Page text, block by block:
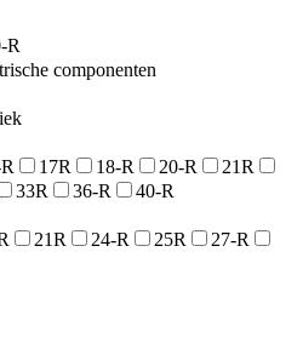
R
componenten
17R 18-R 20-R
21R
33R 36-R
40-R
21R 24-R 25R
27-R